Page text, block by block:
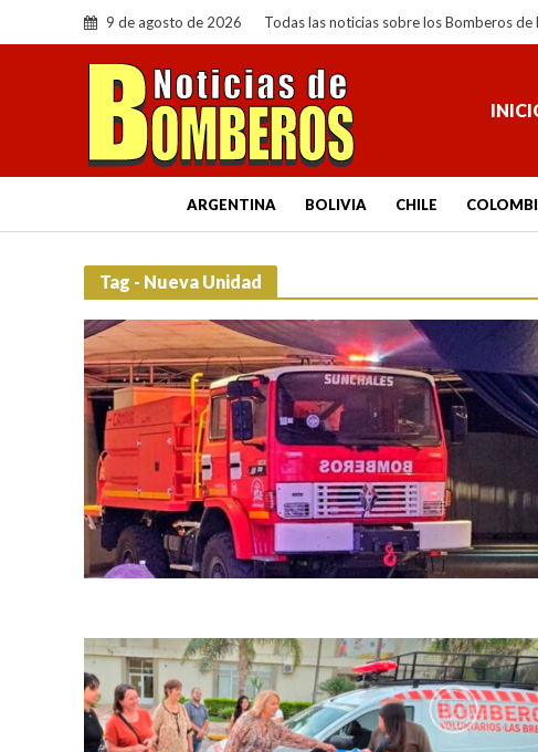
9 de agosto de 2026 Todas las noticias sobre los Bomberos de
ARGENTINA BOLIVIA CHILE
Tag - Nueva Unidad